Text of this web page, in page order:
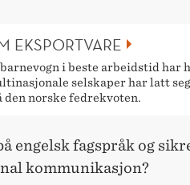
EKSPORTVARE
i beste arbeidstid har
selskaper har latt seg
den norske fedrekvoten.
engelsk fagspråk og
kommunikasjon?